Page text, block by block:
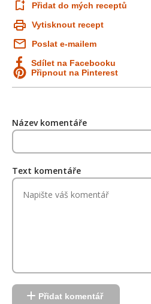
Přidat do mých receptů
Vytisknout recept
Poslat e-mailem
Sdílet na Facebooku
Připnout na Pinterest
Název komentáře
Text komentáře
Přidat komentář